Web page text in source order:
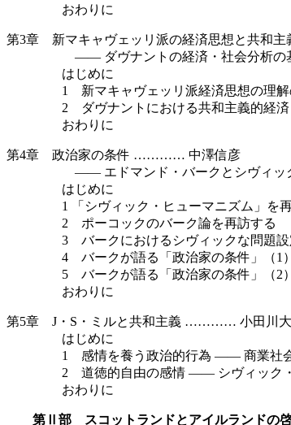
おわりに
第3章 新マキャヴェッリ派の経済思想と共
—— ダヴナントの経済・社会分析の
はじめに
1 新マキャヴェッリ派経済思想の理解
2 ダヴナントにおける共和主義的経済
おわりに
第4章 政治家の条件 ………… 中澤信彦
—— エドマンド・バークとシヴィック
はじめに
1 「シヴィック・ヒューマニズム」を再
2 ポーコックのバーク論を再訪する
3 バークにおけるシヴィックな問題設
4 バークが語る「政治家の条件」（1）
5 バークが語る「政治家の条件」（2）
おわりに
第5章 J・S・ミルと共和主義 ………… 小田川
はじめに
1 感情を養う政治的行為 —— 商業社会批
2 道徳的自由の感情 —— シヴィック・リ
おわりに
第Ⅱ部 スコットランドとアイルランドの